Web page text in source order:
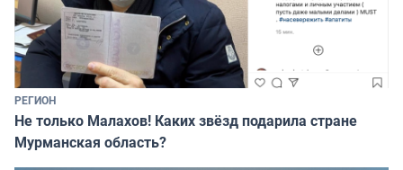
РЕГИОН
Не только Малахов! Каких звёзд подарила стране
Мурманская область?